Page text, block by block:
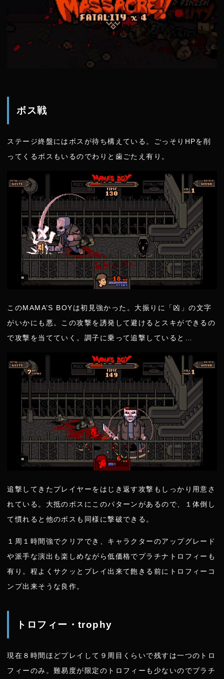
ボス戦
ステージ終盤にはボスが待ち構えている。ごっそりHPを削
ってくるボスもいるのでわりと歯ごたえ有り。
このMAMA’S BOYは初見強かった。大振りに「凶」の文字
がいかにも悪。この攻撃を誘発して避けるとスキができるの
で攻撃を当てていく。調子に乗って追撃していると…
追撃してきたプレイヤーをはじき返す攻撃もしっかり用意さ
れている。大抵のボスにこのパターンがあるので、１体倒し
て慣れると他のボスも同様に撃破できる。
１周１時間強でクリアでき、キャラクターのアップグレード
や派手な演出も楽しめながら低価格でプラチナトロフィーも
有り。程よくサクッとプレイ出来て飽きる前にトロフィーコ
ンプ出来そうな良作。
トロフィー・trophy
現在８時間ほどプレイして９周目くらいで残すは一つのトロ
フィーのみ。難易度が限定のトロフィーも少ないのでプラチ